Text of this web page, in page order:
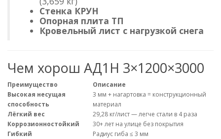
Стенка КРУН
Опорная плита ТП
Кровельный лист с нагрузкой снега
Чем хорош АД1Н 3×1200×3000
Преимущество
Описание
Высокая несущая
способность
3 мм + нагартовка = конструкционный
материал
Лёгкий вес
29,28 кг/лист — легче стали в 4 раза
Коррозионностойкий
30+ лет на улице без покрытия
Гибкий
Радиус гиба ≤ 3 мм